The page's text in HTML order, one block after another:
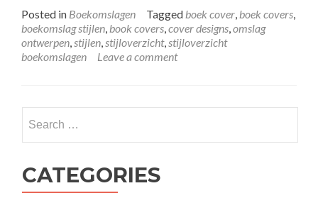
Posted in Boekomslagen Tagged boek cover, boek covers,
boekomslag stijlen, book covers,cover designs,omslag
ontwerpen,stijlen,stijloverzicht,stijloverzicht
boekomslagen
Leave a comment
CATEGORIES